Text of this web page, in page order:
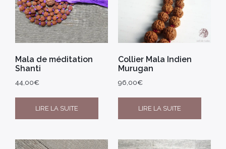
Mala de méditation
Shanti
44,00€
LIRE LA SUITE
Collier Mala Indien
Murugan
96,00€
LIRE LA SUITE